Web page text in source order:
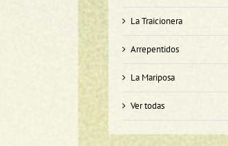
La Traicionera
Arrepentidos
La Mariposa
Ver todas